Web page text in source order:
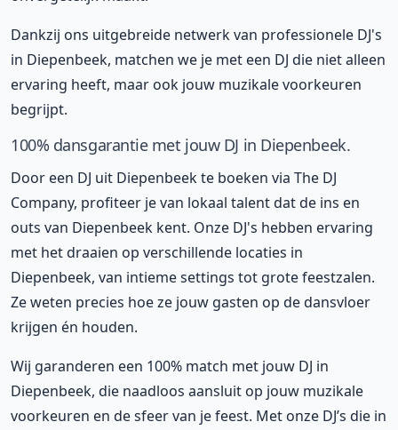
Dankzij ons uitgebreide netwerk van professionele DJ's
in Diepenbeek, matchen we je met een DJ die niet alleen
ervaring heeft, maar ook jouw muzikale voorkeuren
begrijpt.
100% dansgarantie met jouw DJ in Diepenbeek.
Door een DJ uit Diepenbeek te boeken via The DJ
Company, profiteer je van lokaal talent dat de ins en
outs van Diepenbeek kent. Onze DJ's hebben ervaring
met het draaien op verschillende locaties in
Diepenbeek, van intieme settings tot grote feestzalen.
Ze weten precies hoe ze jouw gasten op de dansvloer
krijgen én houden.
Wij garanderen een 100% match met jouw DJ in
Diepenbeek, die naadloos aansluit op jouw muzikale
voorkeuren en de sfeer van je feest. Met onze DJ’s die in